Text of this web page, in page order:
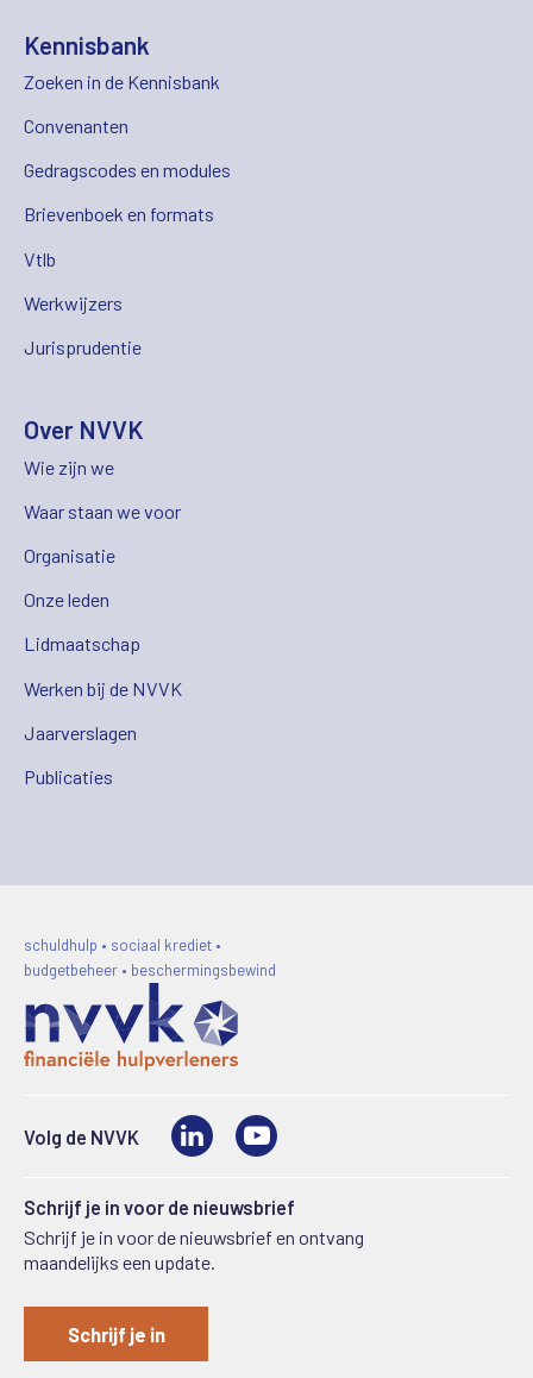
Kennisbank
Zoeken in de Kennisbank
Convenanten
Gedragscodes en modules
Brievenboek en formats
Vtlb
Werkwijzers
Jurisprudentie
Over NVVK
Wie zijn we
Waar staan we voor
Organisatie
Onze leden
Lidmaatschap
Werken bij de NVVK
Jaarverslagen
Publicaties
schuldhulp • sociaal krediet •
budgetbeheer • beschermingsbewind
Volg de NVVK LinkedIn
Schrijf je in voor de nieuwsbrief
Schrijf je in voor de nieuwsbrief en ontvang
maandelijks een update.
Schrijf je in